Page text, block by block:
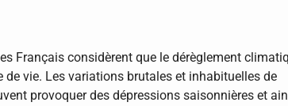
Français considèrent que le dérèglement
de vie. Les variations brutales et inhabituelles de
provoquer des dépressions saisonnières et